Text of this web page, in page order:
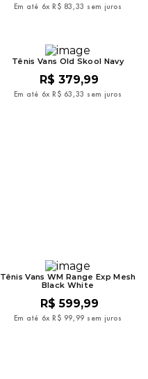
Em até 6x R$ 83 ,33 sem juros
Tênis Vans Old Skool Navy
R$ 379,99
Em até 6x R$ 63 ,33 sem juros
Tênis Vans WM Range Exp Mesh
Black White
R$ 599,99
Em até 6x R$ 99, 99 sem juros